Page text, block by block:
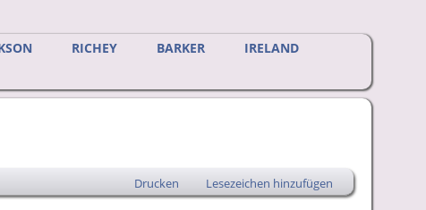
RICHEY BARKER
IRELAND
Drucken Lesezeichen hinzufügen